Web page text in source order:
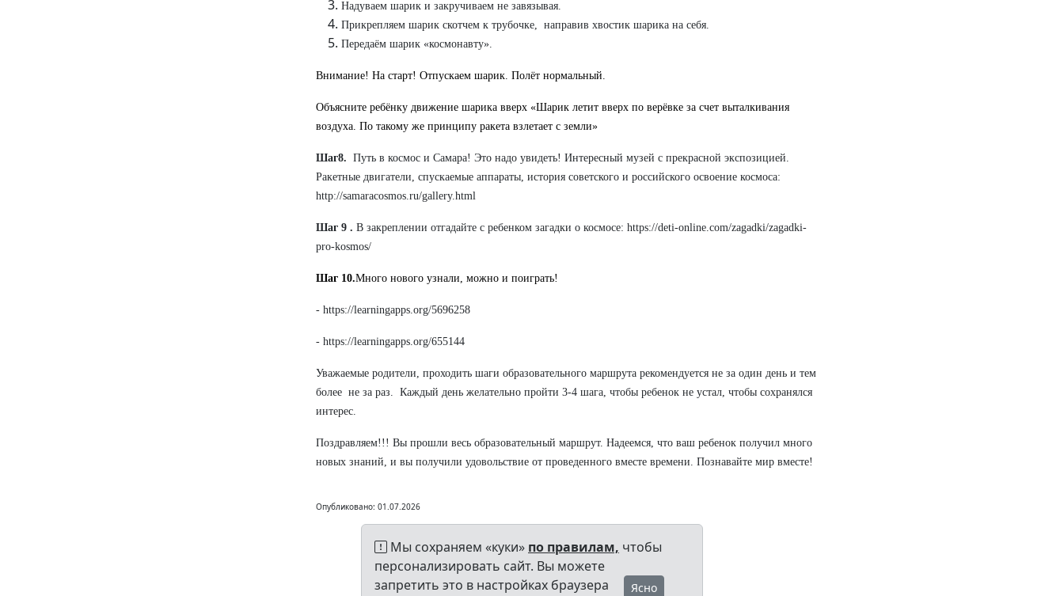
Надуваем шарик и закручиваем не завязывая.
Прикрепляем шарик скотчем к трубочке, направив хвостик шарика на себя.
Передаём шарик «космонавту».
Внимание! На старт! Отпускаем шарик. Полёт нормальный.
Объясните ребёнку движение шарика вверх «Шарик летит вверх по верёвке за счет выталкивания
воздуха. По такому же принципу ракета взлетает с земли»
Шаг8. Путь в космос и Самара! Это надо увидеть! Интересный музей с прекрасной экспозицией.
Ракетные двигатели, спускаемые аппараты, история советского и российского освоение космоса:
http://samaracosmos.ru/gallery.html
Шаг 9 . В закреплении отгадайте с ребенком загадки о космосе: https://deti-online.com/zagadki/zagadki-
pro-kosmos/
Шаг 10.Много нового узнали, можно и поиграть!
- https://learningapps.org/5696258
- https://learningapps.org/655144
Уважаемые родители, проходить шаги образовательного маршрута рекомендуется не за один день и тем
более не за раз. Каждый день желательно пройти 3-4 шага, чтобы ребенок не устал, чтобы сохранялся
интерес.
Поздравляем!!! Вы прошли весь образовательный маршрут. Надеемся, что ваш ребенок получил много
новых знаний, и вы получили удовольствие от проведенного вместе времени. Познавайте мир вместе!
Опубликовано: 01.07.2026
Мы сохраняем «куки» по правилам, чтобы
персонализировать сайт. Вы можете
запретить это в настройках браузера
Ясно